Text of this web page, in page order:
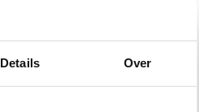
Details Over